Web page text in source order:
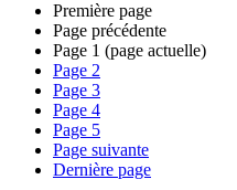
Première page
Page précédente
Page 1 (page actuelle)
Page 2
Page 3
Page 4
Page 5
Page suivante
Dernière page